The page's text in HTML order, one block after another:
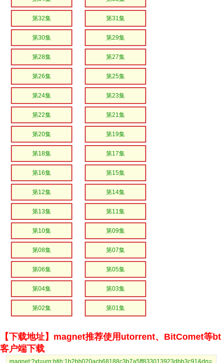
第32集 第31集
第30集 第29集
第28集 第27集
第26集 第25集
第24集 第23集
第22集 第21集
第20集 第19集
第18集 第17集
第16集 第15集
第12集 第14集
第13集 第11集
第10集 第09集
第08集 第07集
第06集 第05集
第04集 第03集
第02集 第01集
【下载地址】magnet推荐使用utorrent、BitComet等bt
客户端下载
magnet:?xt=urn:btih:1b2bb020acb68188c3b7a5ff833013923dbb3c91&dn=